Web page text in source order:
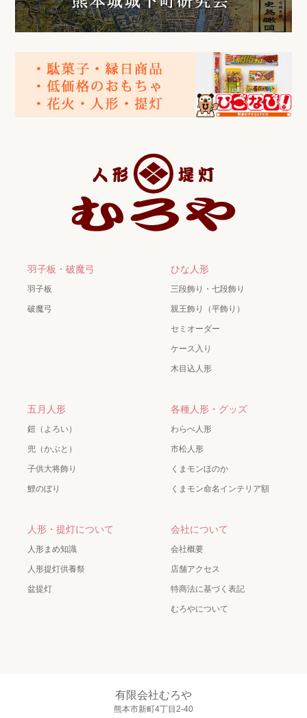
羽子板・破魔弓
羽子板
破魔弓
ひな人形
三段飾り・七段飾り
親王飾り（平飾り）
セミオーダー
ケース入り
木目込人形
五月人形
鎧（よろい）
兜（かぶと）
子供大将飾り
鯉のぼり
各種人形・グッズ
わらべ人形
市松人形
くまモンほのか
くまモン命名インテリア額
人形・提灯について
人形まめ知識
人形提灯供養祭
盆提灯
会社について
会社概要
店舗アクセス
特商法に基づく表記
むろやについて
有限会社むろや
熊本市新町4丁目2-40